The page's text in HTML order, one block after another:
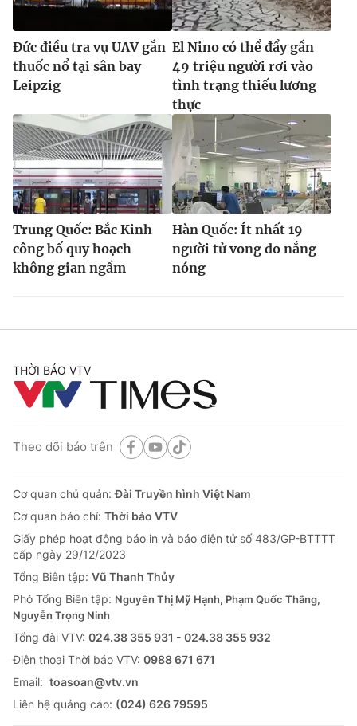
Đức điều tra vụ UAV gắn
thuốc nổ tại sân bay
Leipzig
El Nino có thể đẩy gần
49 triệu người rơi vào
tình trạng thiếu lương
thực
Trung Quốc: Bắc Kinh
công bố quy hoạch
không gian ngầm
Hàn Quốc: Ít nhất 19
người tử vong do nắng
nóng
THỜI BÁO VTV
Theo dõi báo trên
Cơ quan chủ quản:Đài Truyền hình Việt Nam
Cơ quan báo chí: Thời báo VTV
Giấy phép hoạt động báo in và báo điện tử số 483/GP-BTTTT
cấp ngày 29/12/2023
Tổng Biên tập: Vũ Thanh Thủy
Phó Tổng Biên tập: Nguyễn Thị Mỹ Hạnh, Phạm Quốc Thắng,
Nguyễn Trọng Ninh
Tổng đài VTV: 024.38 355 931 - 024.38 355 932
Ðiện thoại Thời báo VTV: 0988 671 671
Email: toasoan@vtv.vn
Liên hệ quảng cáo: (024) 626 79595